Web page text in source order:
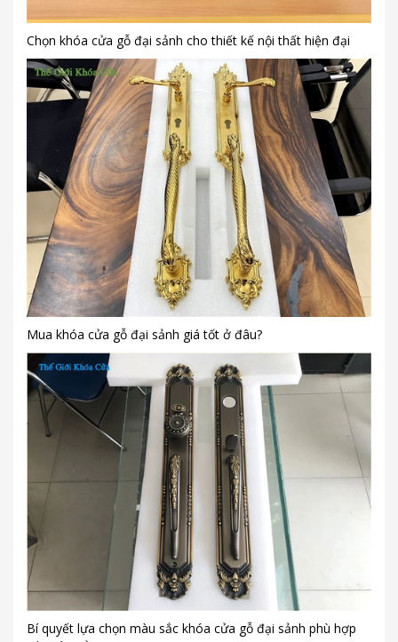
Chọn khóa cửa gỗ đại sảnh cho thiết kế nội thất hiện đại
Mua khóa cửa gỗ đại sảnh giá tốt ở đâu?
Bí quyết lựa chọn màu sắc khóa cửa gỗ đại sảnh phù hợp